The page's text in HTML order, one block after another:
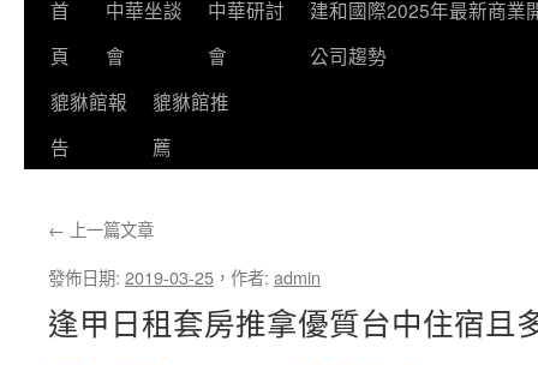
首
頁
中華坐談
會
中華研討
會
建和國際2025年最新商業
公司趨勢
貔貅館報
告
貔貅館推
薦
← 上一篇文章
發佈日期: 2019-03-25 ， 作者: admin
逢甲日租套房推拿優質台中住宿且